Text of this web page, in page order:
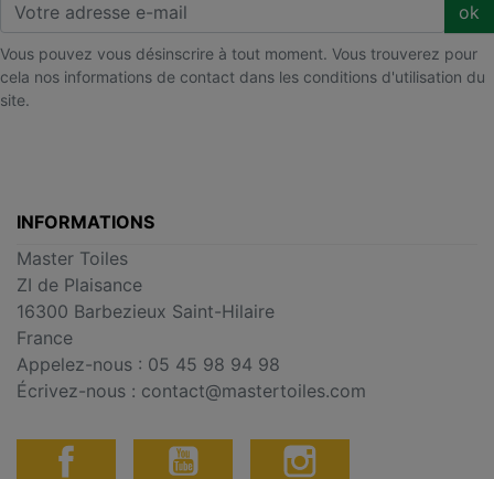
ok
Vous pouvez vous désinscrire à tout moment. Vous trouverez pour
cela nos informations de contact dans les conditions d'utilisation du
site.
INFORMATIONS
Master Toiles
ZI de Plaisance
16300 Barbezieux Saint-Hilaire
France
Appelez-nous : 05 45 98 94 98
Écrivez-nous : contact@mastertoiles.com